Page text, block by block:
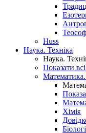
Huss
Наука. Техніка
Наука.
Показати всі
Хімія